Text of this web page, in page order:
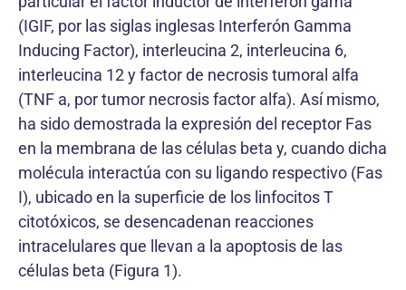
(IGIF, por las siglas inglesas Interferón Gamma
Inducing Factor), interleucina 2, interleucina 6,
interleucina 12 y factor de necrosis tumoral alfa
(TNF a, por tumor necrosis factor alfa). Así mismo,
ha sido demostrada la expresión del receptor Fas
en la membrana de las células beta y, cuando dicha
molécula interactúa con su ligando respectivo (Fas
I), ubicado en la superficie de los linfocitos T
citotóxicos, se desencadenan reacciones
intracelulares que llevan a la apoptosis de las
células beta (Figura 1).